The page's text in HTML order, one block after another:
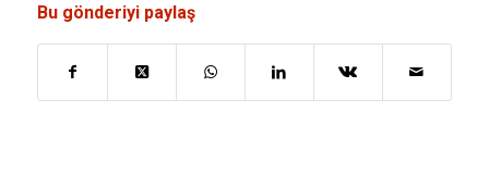
Bu gönderiyi paylaş